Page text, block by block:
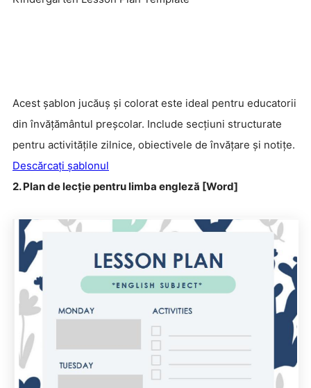
Acest șablon jucăuș și colorat este ideal pentru educatorii
din învățământul preșcolar. Include secțiuni structurate
pentru activitățile zilnice, obiectivele de învățare și notițe.
Descărcați șablonul
2. Plan de lecție pentru limba engleză [Word]